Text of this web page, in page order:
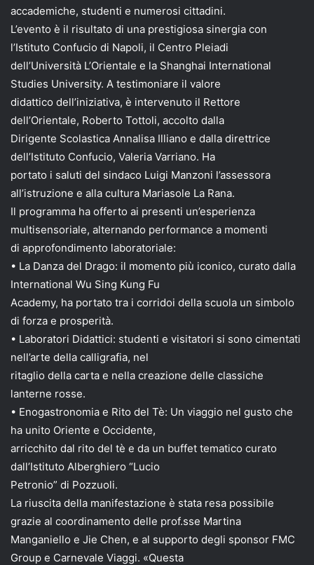
accademiche, studenti e numerosi cittadini.
L’evento è il risultato di una prestigiosa sinergia con
l’Istituto Confucio di Napoli, il Centro Pleiadi
dell’Università L’Orientale e la Shanghai International
Studies University. A testimoniare il valore
didattico dell’iniziativa, è intervenuto il Rettore
dell’Orientale, Roberto Tottoli, accolto dalla
Dirigente Scolastica Annalisa Illiano e dalla direttrice
dell’Istituto Confucio, Valeria Varriano. Ha
portato i saluti del sindaco Luigi Manzoni l’assessora
all’istruzione e alla cultura Mariasole La Rana.
Il programma ha offerto ai presenti un’esperienza
multisensoriale, alternando performance a momenti
di approfondimento laboratoriale:
• La Danza del Drago: il momento più iconico, curato dalla
International Wu Sing Kung Fu
Academy, ha portato tra i corridoi della scuola un simbolo
di forza e prosperità.
• Laboratori Didattici: studenti e visitatori si sono cimentati
nell’arte della calligrafia, nel
ritaglio della carta e nella creazione delle classiche
lanterne rosse.
• Enogastronomia e Rito del Tè: Un viaggio nel gusto che
ha unito Oriente e Occidente,
arricchito dal rito del tè e da un buffet tematico curato
dall’Istituto Alberghiero “Lucio
Petronio” di Pozzuoli.
La riuscita della manifestazione è stata resa possibile
grazie al coordinamento delle prof.sse Martina
Manganiello e Jie Chen, e al supporto degli sponsor FMC
Group e Carnevale Viaggi. «Questa